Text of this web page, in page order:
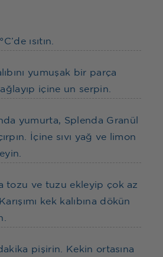
ısıtın.
yumuşak bir parça
içine un serpin.
yumurta, Splenda Granül
İçine sıvı yağ ve limon
tozu ve tuzu ekleyip çok az
kek kalıbına dökün
pişirin. Kekin ortasına